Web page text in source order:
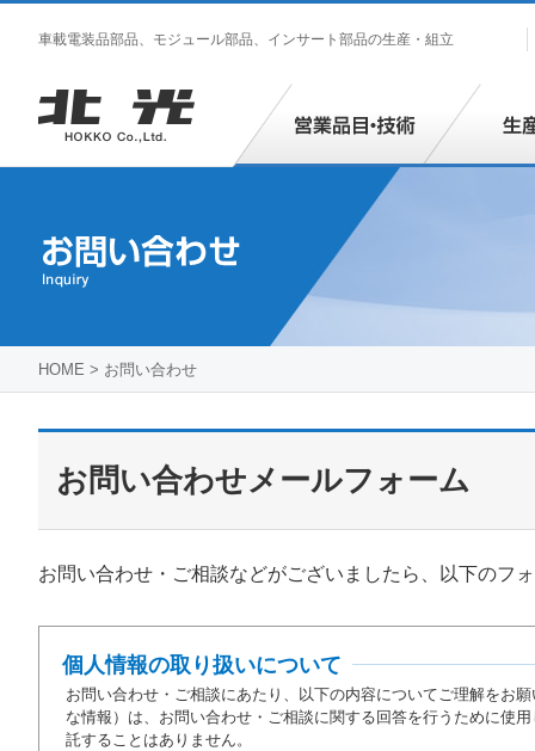
車載電装品部品、モジュール部品、インサート部品の生産・組立
営業品
HOME > お問い合わせ
お問い合わせメールフォーム
お問い合わせ・ご相談などがございましたら、以下のフ
個人情報の取り扱いについて
お問い合わせ・ご相談にあたり、以下の内容についてご理解をお
な情報）は、お問い合わせ・ご相談に関する回答を行うために使
託することはありません。